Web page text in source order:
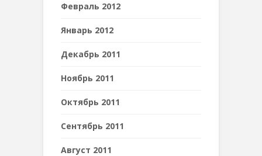
Февраль 2012
Январь 2012
Декабрь 2011
Ноябрь 2011
Октябрь 2011
Сентябрь 2011
Август 2011